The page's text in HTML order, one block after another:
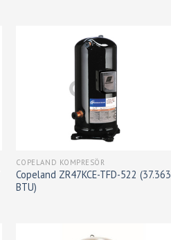
COPELAND KOMPRESÖR
Copeland ZR47KCE-TFD-522 (37.363
BTU)